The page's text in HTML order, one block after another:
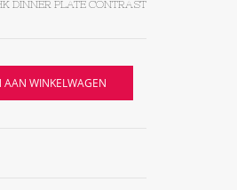
DINNER PLATE CONTRAST
AAN WINKELWAGEN